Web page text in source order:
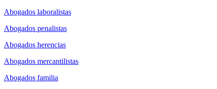
Abogados laboralistas
Abogados penalistas
Abogados herencias
Abogados mercantilistas
Abogados familia